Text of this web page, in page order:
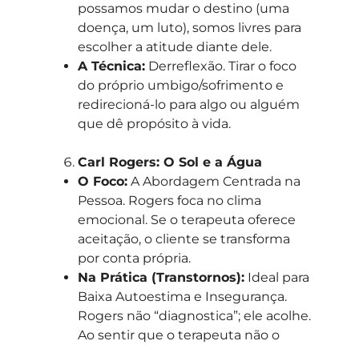
possamos mudar o destino (uma
doença, um luto), somos livres para
escolher a atitude diante dele.
A Técnica:Derreflexão. Tirar o foco
do próprio umbigo/sofrimento e
redirecioná-lo para algo ou alguém
que dê propósito à vida.
Carl Rogers: O Sol e a Água
O Foco:A Abordagem Centrada na
Pessoa. Rogers foca no clima
emocional. Se o terapeuta oferece
aceitação, o cliente se transforma
por conta própria.
Na Prática (Transtornos):Ideal para
Baixa Autoestima e Insegurança.
Rogers não “diagnostica”; ele acolhe.
Ao sentir que o terapeuta não o